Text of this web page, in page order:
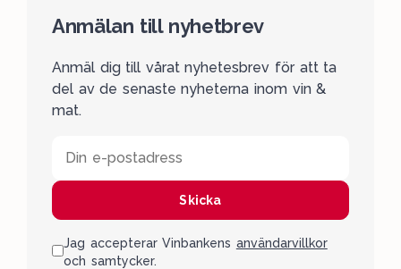
Anmälan till nyhetbrev
Anmäl dig till vårat nyhetesbrev för att ta
del av de senaste nyheterna inom vin &
mat.
Din e-postadress
Skicka
Jag accepterar Vinbankens användarvillkor
och samtycker.